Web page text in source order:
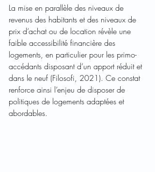
La mise en parallèle des niveaux de
revenus des habitants et des niveaux de
prix d’achat ou de location révèle une
faible accessibilité financière des
logements, en particulier pour les primo-
accédants disposant d’un apport réduit et
dans le neuf (Filosofi, 2021). Ce constat
renforce ainsi l’enjeu de disposer de
politiques de logements adaptées et
abordables.